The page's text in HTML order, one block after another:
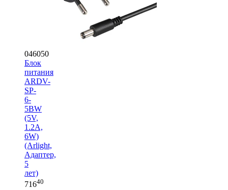
046050
Блок
питания
ARDV-
SP-
6-
5BW
(5V,
1.2A,
6W)
(Arlight,
Адаптер,
5
лет)
71640